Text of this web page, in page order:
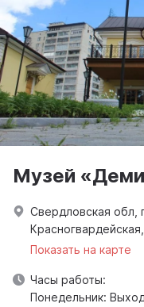
Музей
Свердловская обл,
Показать на карте
Часы работы:
Понедельник: